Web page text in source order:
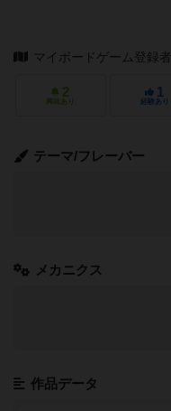
マイボードゲーム登録者
2
興味あり
1
経験あり
テーマ/フレーバー
メカニクス
作品データ